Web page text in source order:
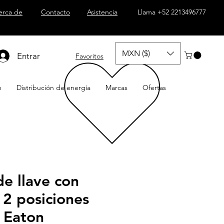
de Contacto Asistencia Llama +52 2213496777
Entrar Favoritos MXN ($)
Distribución de energía Marcas Ofertas
llave con
posiciones